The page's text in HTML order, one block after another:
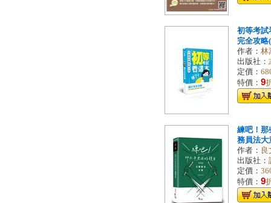
初等考試
完全攻略
作者： 林
出版社：
定價：
特價： 9
練吧！那
務員法大
作者：
出版社：
定價：
特價： 9